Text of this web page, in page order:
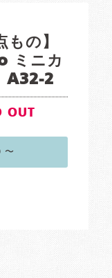
もの】
ミニカ
A32-2
OUT
〜